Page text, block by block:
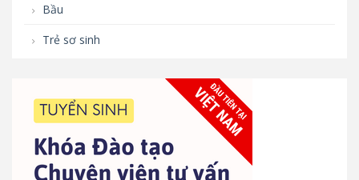
Bầu
Trẻ sơ sinh